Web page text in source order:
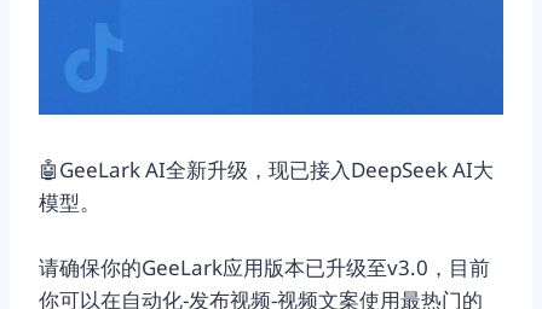
🤖GeeLark AI全新升级，现已接入DeepSeek AI大
模型。
请确保你的GeeLark应用版本已升级至v3.0，目前
你可以在自动化-发布视频-视频文案使用最热门的